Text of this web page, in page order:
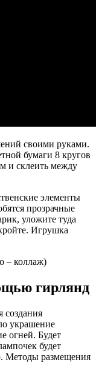
своими руками.
бумаги 8 кругов
и склеить между
элементы
прозрачные
уложите туда
Игрушка
– коллаж)
гирлянд
создания
украшение
огней. Будет
будет
Методы размещения